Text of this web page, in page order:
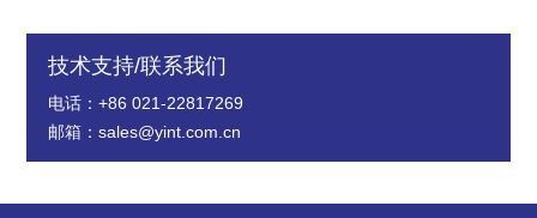
技术支持/联系我们
电话：+86 021-22817269
邮箱：sales@yint.com.cn